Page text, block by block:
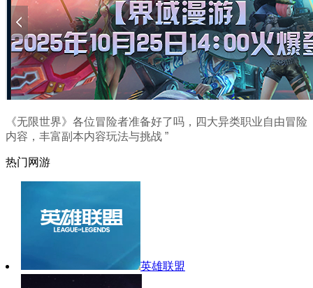
《无限世界》各位冒险者准备好了吗，四大异类职业自由冒险
内容，丰富副本内容玩法与挑战 ”
热门网游
英雄联盟